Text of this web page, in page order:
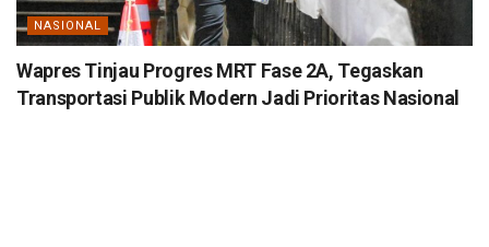
NASIONAL
Wapres Tinjau Progres MRT Fase 2A, Tegaskan
Transportasi Publik Modern Jadi Prioritas Nasional